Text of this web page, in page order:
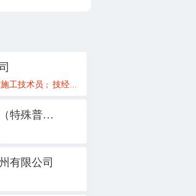
、实习生； 一级造价工程师
工技术员 ； 技经人员（概预算）
天圆全会计师事务所（特殊普通合伙）贵州分所
、加工
有限公司